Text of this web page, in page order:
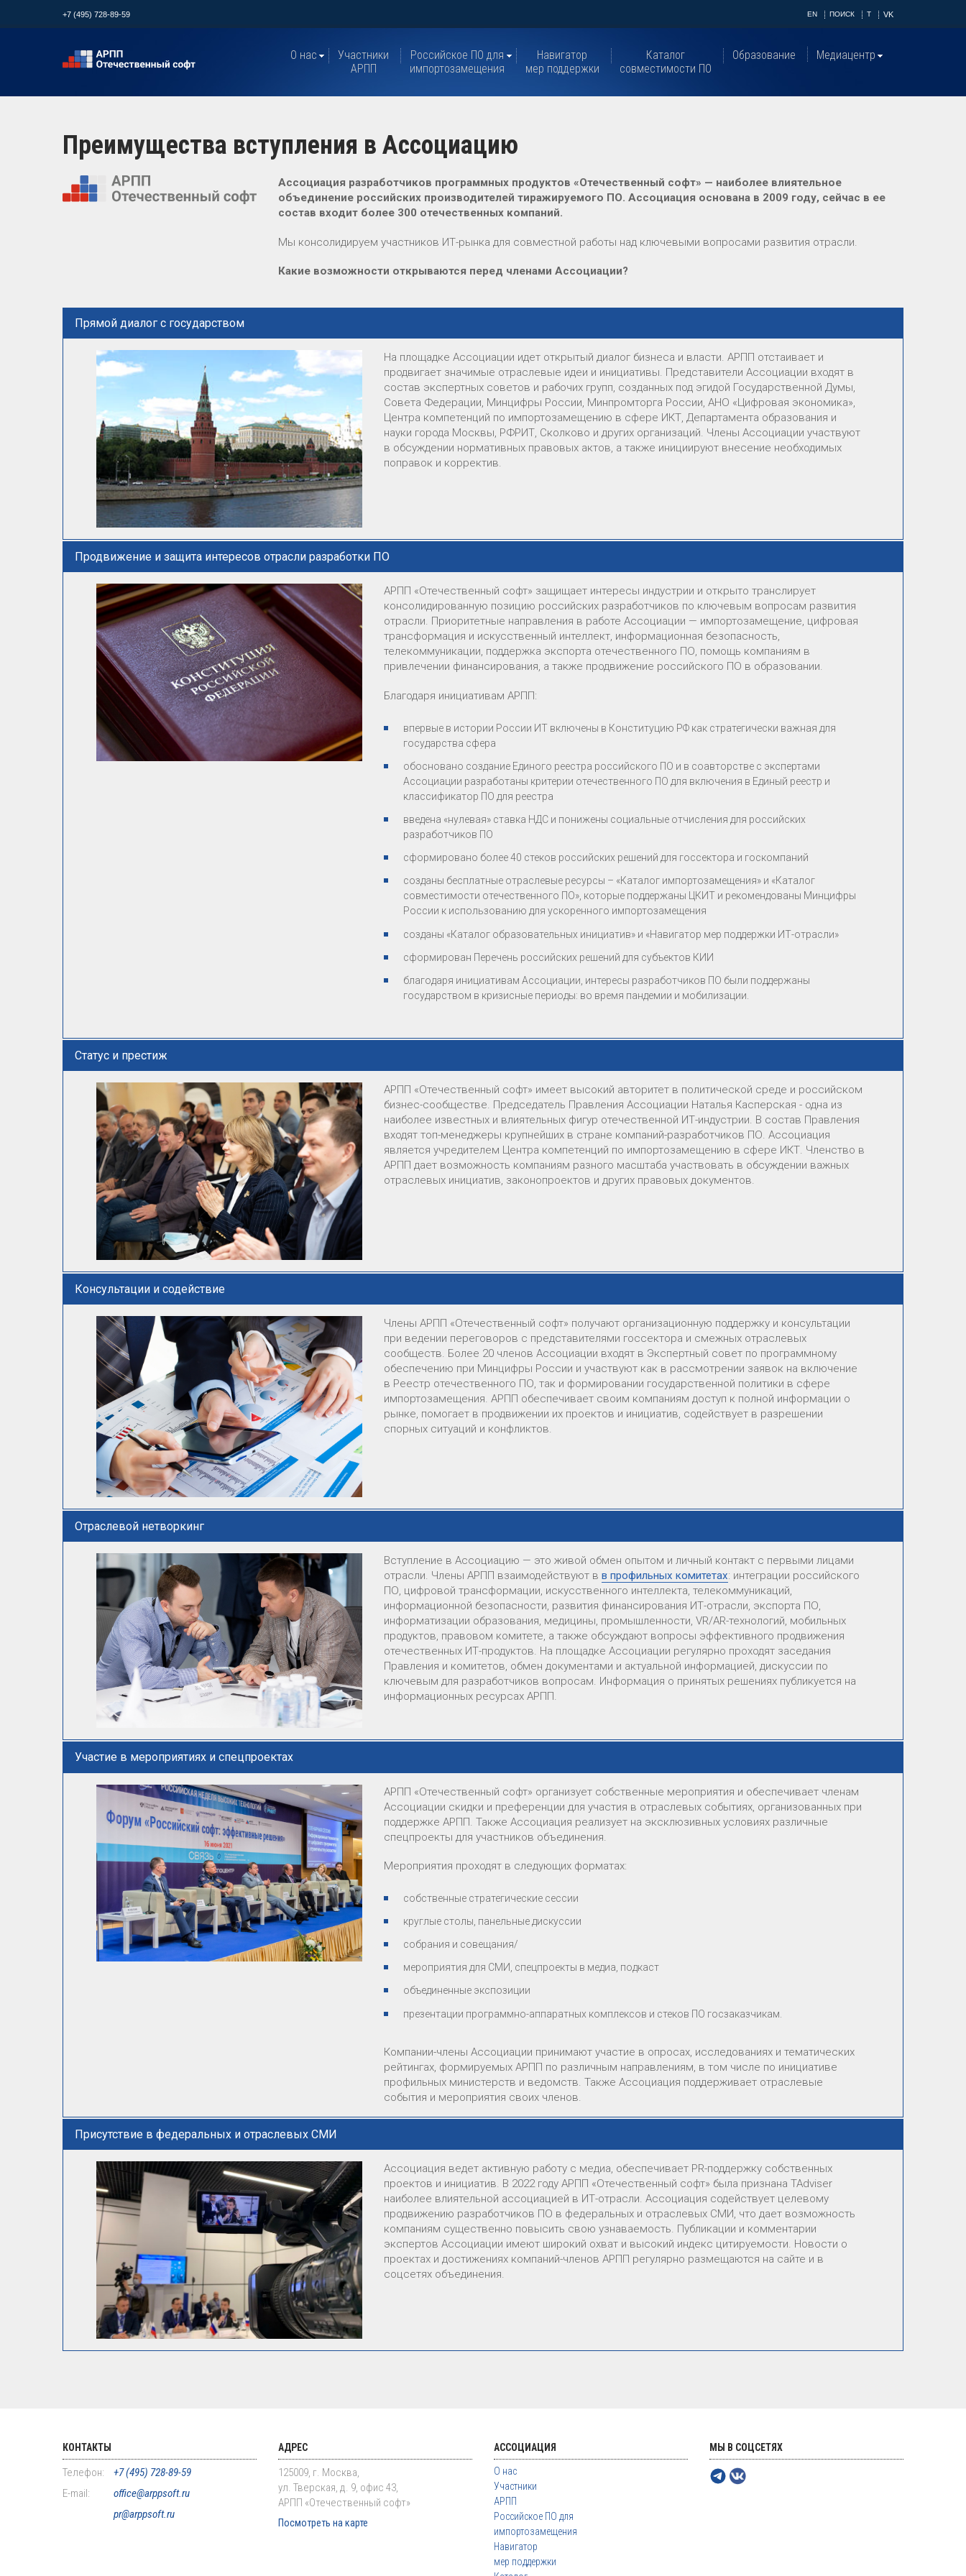
+7 (495) 728-89-59 EN ПОИСК T VK
О нас
Участники
АРПП
Российское ПО для
импортозамещения
Навигатор
мер поддержки
Каталог
совместимости ПО
Образование Медиацентр
Преимущества вступления в Ассоциацию
Ассоциация разработчиков программных продуктов «Отечественный софт» — наиболее влиятельное
объединение российских производителей тиражируемого ПО. Ассоциация основана в 2009 году, сейчас в ее
состав входит более 300 отечественных компаний.
Мы консолидируем участников ИТ-рынка для совместной работы над ключевыми вопросами развития отрасли.
Какие возможности открываются перед членами Ассоциации?
Прямой диалог с государством
На площадке Ассоциации идет открытый диалог бизнеса и власти. АРПП отстаивает и
продвигает значимые отраслевые идеи и инициативы. Представители Ассоциации входят в
состав экспертных советов и рабочих групп, созданных под эгидой Государственной Думы,
Совета Федерации, Минцифры России, Минпромторга России, АНО «Цифровая экономика»,
Центра компетенций по импортозамещению в сфере ИКТ, Департамента образования и
науки города Москвы, РФРИТ, Сколково и других организаций. Члены Ассоциации участвуют
в обсуждении нормативных правовых актов, а также инициируют внесение необходимых
поправок и корректив.
Продвижение и защита интересов отрасли разработки ПО
АРПП «Отечественный софт» защищает интересы индустрии и открыто транслирует
консолидированную позицию российских разработчиков по ключевым вопросам развития
отрасли. Приоритетные направления в работе Ассоциации — импортозамещение, цифровая
трансформация и искусственный интеллект, информационная безопасность,
телекоммуникации, поддержка экспорта отечественного ПО, помощь компаниям в
привлечении финансирования, а также продвижение российского ПО в образовании.
Благодаря инициативам АРПП:
впервые в истории России ИТ включены в Конституцию РФ как стратегически важная для
государства сфера
обосновано создание Единого реестра российского ПО и в соавторстве с экспертами
Ассоциации разработаны критерии отечественного ПО для включения в Единый реестр и
классификатор ПО для реестра
введена «нулевая» ставка НДС и понижены социальные отчисления для российских
разработчиков ПО
сформировано более 40 стеков российских решений для госсектора и госкомпаний
созданы бесплатные отраслевые ресурсы – «Каталог импортозамещения» и «Каталог
совместимости отечественного ПО», которые поддержаны ЦКИТ и рекомендованы Минцифры
России к использованию для ускоренного импортозамещения
созданы «Каталог образовательных инициатив» и «Навигатор мер поддержки ИТ-отрасли»
сформирован Перечень российских решений для субъектов КИИ
благодаря инициативам Ассоциации, интересы разработчиков ПО были поддержаны
государством в кризисные периоды: во время пандемии и мобилизации.
Статус и престиж
АРПП «Отечественный софт» имеет высокий авторитет в политической среде и российском
бизнес-сообществе. Председатель Правления Ассоциации Наталья Касперская - одна из
наиболее известных и влиятельных фигур отечественной ИТ-индустрии. В состав Правления
входят топ-менеджеры крупнейших в стране компаний-разработчиков ПО. Ассоциация
является учредителем Центра компетенций по импортозамещению в сфере ИКТ. Членство в
АРПП дает возможность компаниям разного масштаба участвовать в обсуждении важных
отраслевых инициатив, законопроектов и других правовых документов.
Консультации и содействие
Члены АРПП «Отечественный софт» получают организационную поддержку и консультации
при ведении переговоров с представителями госсектора и смежных отраслевых
сообществ. Более 20 членов Ассоциации входят в Экспертный совет по программному
обеспечению при Минцифры России и участвуют как в рассмотрении заявок на включение
в Реестр отечественного ПО, так и формировании государственной политики в сфере
импортозамещения. АРПП обеспечивает своим компаниям доступ к полной информации о
рынке, помогает в продвижении их проектов и инициатив, содействует в разрешении
спорных ситуаций и конфликтов.
Отраслевой нетворкинг
Вступление в Ассоциацию — это живой обмен опытом и личный контакт с первыми лицами
отрасли. Члены АРПП взаимодействуют в в профильных комитетах: интеграции российского
ПО, цифровой трансформации, искусственного интеллекта, телекоммуникаций,
информационной безопасности, развития финансирования ИТ-отрасли, экспорта ПО,
информатизации образования, медицины, промышленности, VR/AR-технологий, мобильных
продуктов, правовом комитете, а также обсуждают вопросы эффективного продвижения
отечественных ИТ-продуктов. На площадке Ассоциации регулярно проходят заседания
Правления и комитетов, обмен документами и актуальной информацией, дискуссии по
ключевым для разработчиков вопросам. Информация о принятых решениях публикуется на
информационных ресурсах АРПП.
Участие в мероприятиях и спецпроектах
АРПП «Отечественный софт» организует собственные мероприятия и обеспечивает членам
Ассоциации скидки и преференции для участия в отраслевых событиях, организованных при
поддержке АРПП. Также Ассоциация реализует на эксклюзивных условиях различные
спецпроекты для участников объединения.
Мероприятия проходят в следующих форматах:
собственные стратегические сессии
круглые столы, панельные дискуссии
собрания и совещания/
мероприятия для СМИ, спецпроекты в медиа, подкаст
объединенные экспозиции
презентации программно-аппаратных комплексов и стеков ПО госзаказчикам.
Компании-члены Ассоциации принимают участие в опросах, исследованиях и тематических
рейтингах, формируемых АРПП по различным направлениям, в том числе по инициативе
профильных министерств и ведомств. Также Ассоциация поддерживает отраслевые
события и мероприятия своих членов.
Присутствие в федеральных и отраслевых СМИ
Ассоциация ведет активную работу с медиа, обеспечивает PR-поддержку собственных
проектов и инициатив. В 2022 году АРПП «Отечественный софт» была признана TAdviser
наиболее влиятельной ассоциацией в ИТ-отрасли. Ассоциация содействует целевому
продвижению разработчиков ПО в федеральных и отраслевых СМИ, что дает возможность
компаниям существенно повысить свою узнаваемость. Публикации и комментарии
экспертов Ассоциации имеют широкий охват и высокий индекс цитируемости. Новости о
проектах и достижениях компаний-членов АРПП регулярно размещаются на сайте и в
соцсетях объединения.
КОНТАКТЫ
Телефон:
+7 (495) 728-89-59
E-mail:
office@arppsoft.ru
pr@arppsoft.ru
АДРЕС
125009, г. Москва,
ул. Тверская, д. 9, офис 43,
АРПП «Отечественный софт»
Посмотреть на карте
АССОЦИАЦИЯ
О нас
Участники
АРПП
Российское ПО для
импортозамещения
Навигатор
мер поддержки
МЫ В СОЦСЕТЯХ